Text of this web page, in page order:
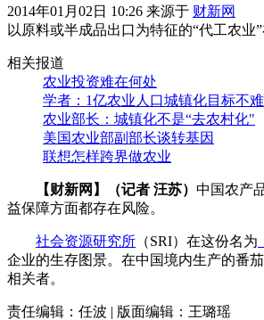
2014年01月02日 10:26 来源于 财新网
以原料或半成品出口为特征的“代工农
相关报道
农业投资难在何处
学者：1亿农业人口城镇化目标不
农业部长：城镇化不是“去农村化"
美国农业部副部长谈转基因
联想怎样跨界做农业
【财新网】（记者 汪苏） 中国农产
益保障方面都存在风险。
社会资源研究所 （SRI）在这份名为
企业的生存图景。在中国境内生产的番
相关者。
责任编辑：任波 | 版面编辑：王璐瑶